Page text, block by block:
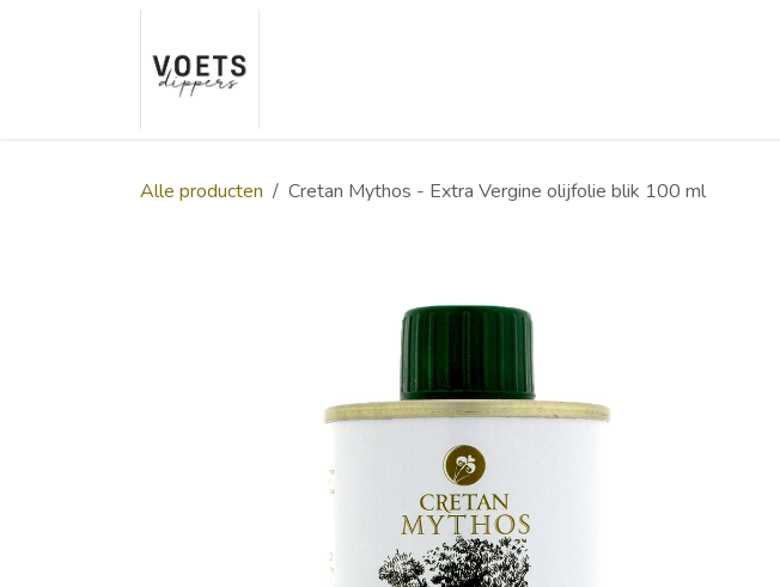
Overslaan naar inhoud
Alle producten Cretan Mythos - Extra Vergine olijfolie blik 100 ml